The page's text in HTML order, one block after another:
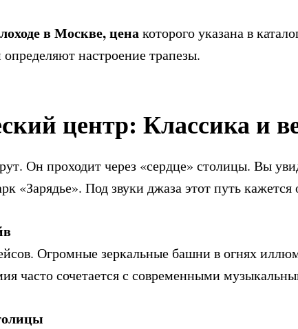
в Москве, ценакоторого указана в
настроение трапезы.
центр: Классика и
Он проходит через «сердце» столицы. Вы
«Зарядье». Под звуки джаза этот путь
Огромные зеркальные башни в огнях
часто сочетается с современными